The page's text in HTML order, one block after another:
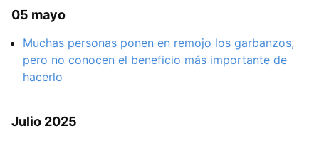
05 mayo
Muchas personas ponen en remojo los garbanzos,
pero no conocen el beneficio más importante de
hacerlo
Julio 2025